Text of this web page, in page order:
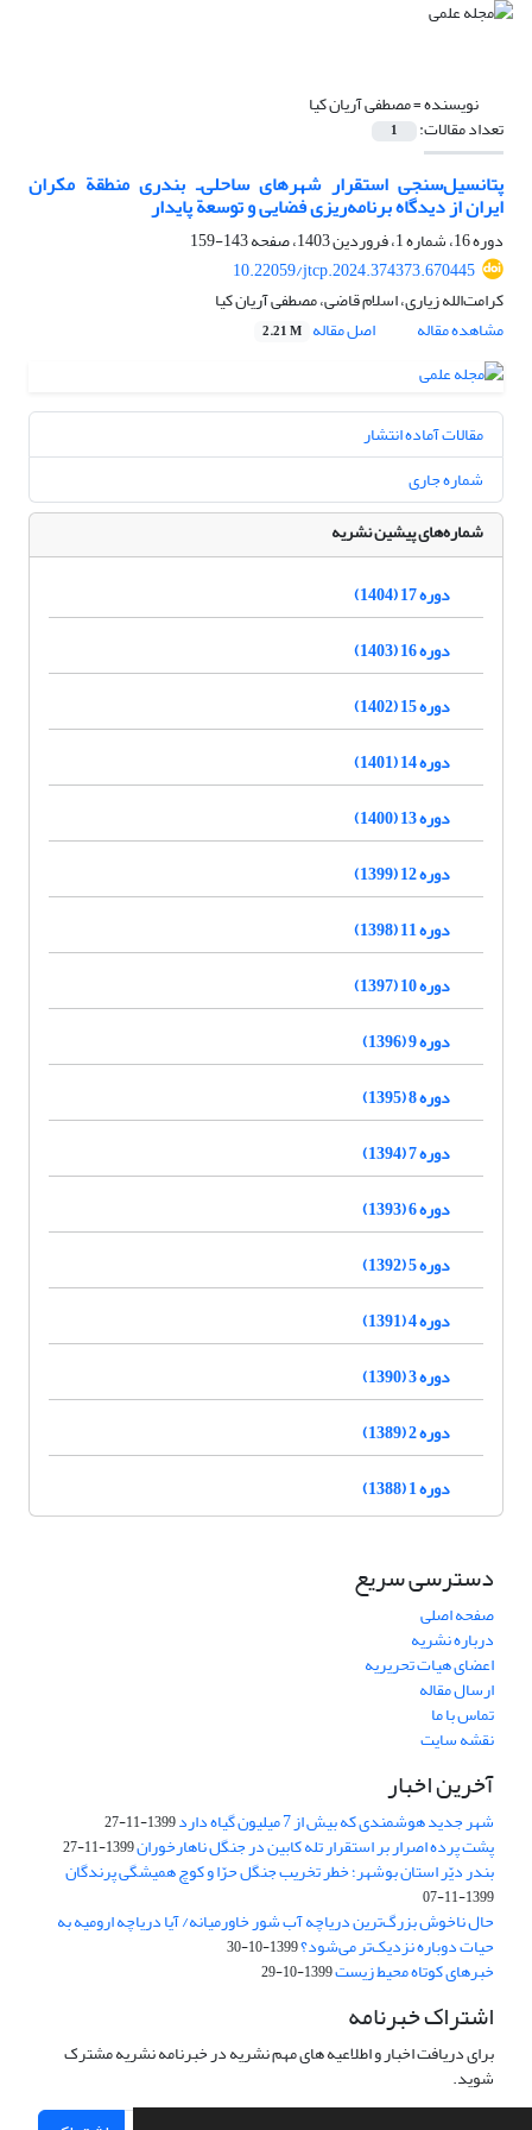
نویسنده =مصطفی آریان کیا
تعداد مقالات: 1
پتانسیل‌سنجی استقرار شهرهای ساحلی‌ـ بندری منطقة مکران
ایران از دیدگاه برنامه‌ریزی فضایی و توسعة پایدار
دوره 16، شماره 1، فروردین 1403، صفحه
143-159
10.22059/jtcp.2024.374373.670445
کرامت‌الله زیاری، اسلام قاضی، مصطفی آریان کیا
مشاهده مقاله
اصل مقاله 2.21 M
مقالات آماده انتشار
شماره جاری
شماره‌های پیشین نشریه
دوره 17 (1404)
دوره 16 (1403)
دوره 15 (1402)
دوره 14 (1401)
دوره 13 (1400)
دوره 12 (1399)
دوره 11 (1398)
دوره 10 (1397)
دوره 9 (1396)
دوره 8 (1395)
دوره 7 (1394)
دوره 6 (1393)
دوره 5 (1392)
دوره 4 (1391)
دوره 3 (1390)
دوره 2 (1389)
دوره 1 (1388)
دسترسی سریع
صفحه اصلی
درباره نشریه
اعضای هیات تحریریه
ارسال مقاله
تماس با ما
نقشه سایت
آخرین اخبار
شهر جدید هوشمندی که بیش از 7 میلیون گیاه دارد 1399-11-27
پشت پرده اصرار بر استقرار تله کابین در جنگل ناهارخوران1399-11-27
بندر دیّر استان بوشهر؛ خطر تخریب جنگل‌ حرّا و کوچ همیشگی پرندگان
1399-11-07
حال ناخوش بزرگ‌ترین دریاچه آب شور ‌خاور‌میانه/‌ آیا دریاچه ارومیه به
حیات دوباره نزدیک‌تر می‌شود؟1399-10-30
خبرهای کوتاه محیط زیست1399-10-29
اشتراک خبرنامه
برای دریافت اخبار و اطلاعیه های مهم نشریه در خبرنامه نشریه مشترک
شوید.